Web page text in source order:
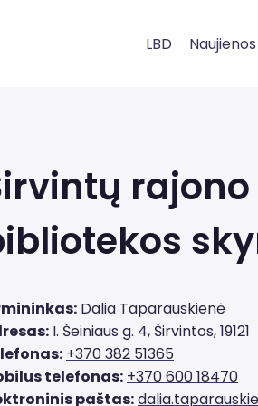
LBD Naujienos
Dalia Taparauskienė
I. Šeiniaus g. 4, Širvintos, 19121
+370 382 51365
telefonas: +370 600 18470
paštas: